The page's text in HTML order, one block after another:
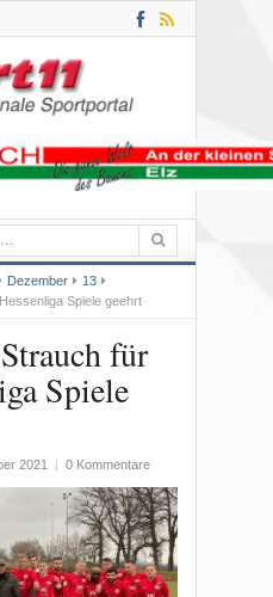
Dezember
13
Spiele geehrt
für
Spiele
2021 0 Kommentare